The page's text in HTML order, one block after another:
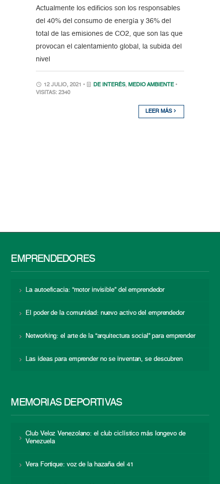
Actualmente los edificios son los responsables
del 40% del consumo de energía y 36% del
total de las emisiones de CO2, que son las que
provocan el calentamiento global, la subida del
nivel
12 JULIO, 2021 • DE INTERÉS, MEDIO AMBIENTE •
VISITAS: 2340
LEER MÁS
EMPRENDEDORES
La autoeficacia: “motor invisible” del emprendedor
El poder de la comunidad: nuevo activo del emprendedor
Networking: el arte de la “arquitectura social” para emprender
Las ideas para emprender no se inventan, se descubren
MEMORIAS DEPORTIVAS
Club Veloz Venezolano: el club ciclístico más longevo de
Venezuela
Vera Fortique: voz de la hazaña del 41